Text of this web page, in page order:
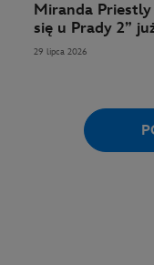
Miranda Priestly
się u Prady 2”
29 lipca 2026